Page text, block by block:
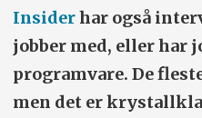
Insiderhar også
jobber med, eller har
programvare. De
men det er